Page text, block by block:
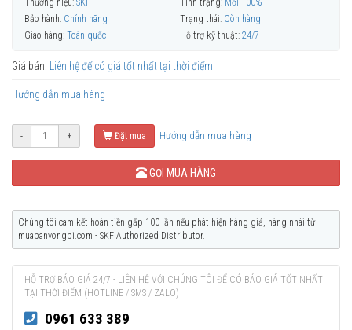
Bảo hành: Chính hãng Trạng thái: Còn hàng
Giao hàng: Toàn quốc Hỗ trợ kỹ thuật: 24/7
Giá bán: Liên hệ để có giá tốt nhất tại thời điểm
Hướng dẫn mua hàng
- + Đặt mua Hướng dẫn mua hàng
GỌI MUA HÀNG
Chúng tôi cam kết hoàn tiền gấp 100 lần nếu phát hiện hàng giả, hàng nhái từ
muabanvongbi.com - SKF Authorized Distributor.
HỖ TRỢ BÁO GIÁ 24/7 - LIÊN HỆ VỚI CHÚNG TÔI ĐỂ CÓ BÁO GIÁ TỐT NHẤT
TẠI THỜI ĐIỂM (HOTLINE / SMS / ZALO)
0961 633 389